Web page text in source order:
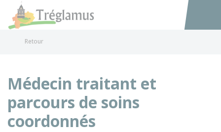
Accéder
Retour
Médecin traitant et
parcours de soins
coordonnés